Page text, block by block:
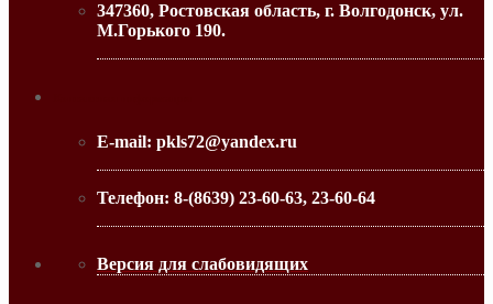
347360, Ростовская область, г. Волгодонск, ул.
М.Горького 190.
E-mail: pkls72@yandex.ru
Телефон: 8-(8639) 23-60-63, 23-60-64
Версия для слабовидящих